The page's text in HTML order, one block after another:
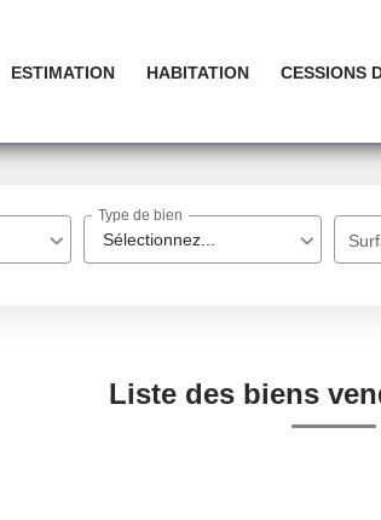
ESTIMATION HABITATION CESSIONS
Sélectionnez...
Type de bien
Liste des biens